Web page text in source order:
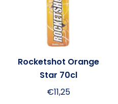
Rocketshot Orange
Star 70cl
€11,25